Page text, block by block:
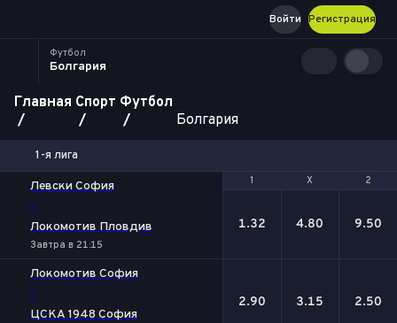
Регистрация
Войти
Футбол
Болгария
Главная Спорт Футбол
Болгария
1-я лига
1 Х 2
Левски София
-
Локомотив Пловдив
Завтра в 21:15
1 Х 2
1.32 4.80 9.50
Локомотив София
-
ЦСКА 1948 София
2.90 3.15 2.50